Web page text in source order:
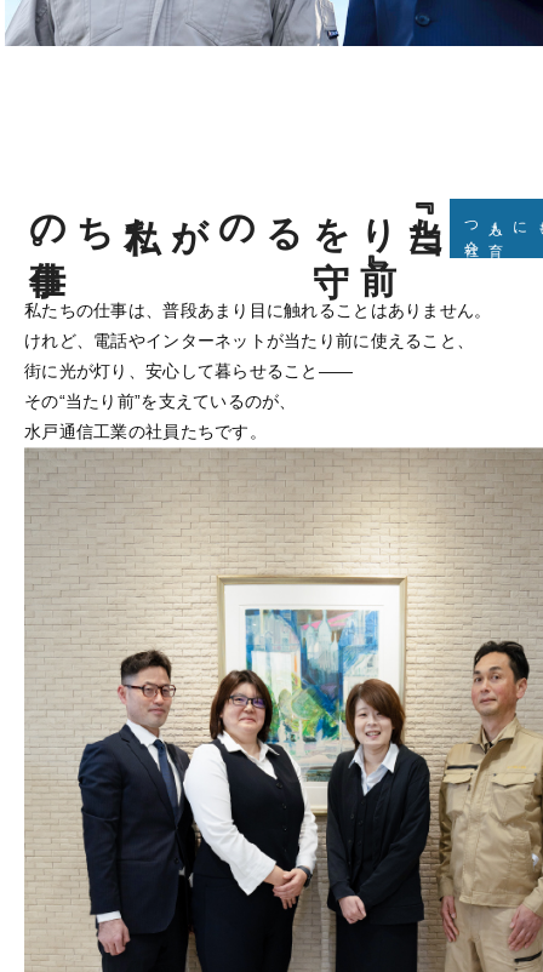
『当たり
前』
を
守
るのが
、
私たちの
仕事。 会社
私たちの仕事は、普段あまり目に触れることはありません。
けれど、電話やインターネットが当たり前に使えること、
街に光が灯り、安心して暮らせること——
その“当たり前”を支えているのが、
水戸通信工業の社員たちです。